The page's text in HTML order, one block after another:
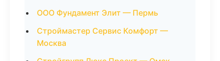
ООО Фундамент Элит — Пермь
Строймастер Сервис Комфорт —
Москва